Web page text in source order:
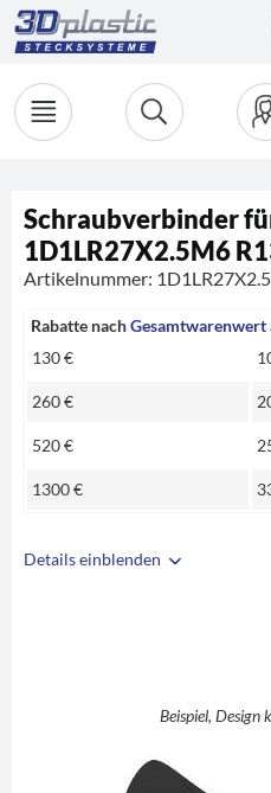
Details einblenden
Beispiel, Design
Schraubverbinder
1D1LR27X2.5M6
Artikelnummer:
Rabatte nachGesamtwarenwert
130 €
260 €
520 €
1300 €